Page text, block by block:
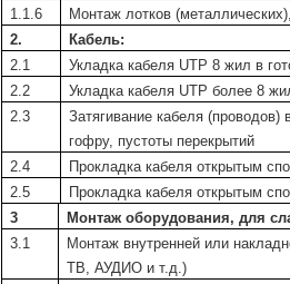
1.1.6
Монтаж лотков
2.
Кабель:
2.1
Укладка кабеля UTP 8 жил в
2.2
Укладка кабеля UTP более 8
2.3
Затягивание кабеля
гофру, пустоты перекрытий
2.4 Прокладка кабеля открытым
2.5
Прокладка кабеля открытым
3
Монтаж оборудования, для
3.1
Монтаж внутренней или
ТВ, АУДИО и т.д.)